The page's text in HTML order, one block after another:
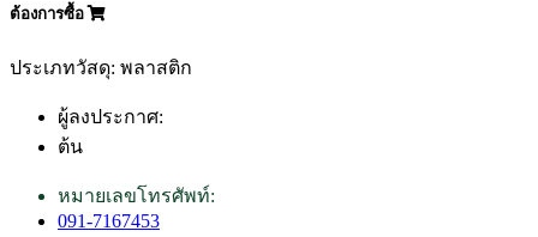
ต้องการซื้อ
ประเภทวัสดุ: พลาสติก
ผู้ลงประกาศ:
ต้น
หมายเลขโทรศัพท์:
091-7167453